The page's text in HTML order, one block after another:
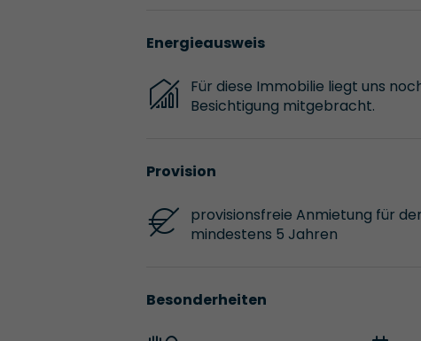
Energieausweis
Für diese Immobilie liegt uns
Besichtigung mitgebracht.
Provision
provisionsfreie Anmietung für
mindestens 5 Jahren
Besonderheiten